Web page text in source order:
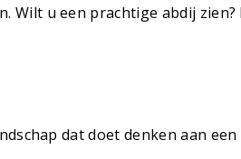
Wilt u een prachtige abdij zien?
dat doet denken aan